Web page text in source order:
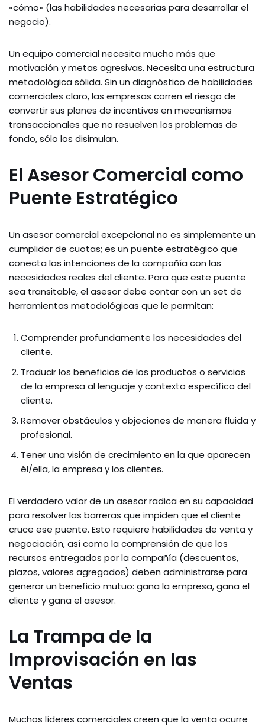
«cómo» (las habilidades necesarias para desarrollar el
negocio).
Un equipo comercial necesita mucho más que
motivación y metas agresivas. Necesita una estructura
metodológica sólida. Sin un diagnóstico de habilidades
comerciales claro, las empresas corren el riesgo de
convertir sus planes de incentivos en mecanismos
transaccionales que no resuelven los problemas de
fondo, sólo los disimulan.
El Asesor Comercial como
Puente Estratégico
Un asesor comercial excepcional no es simplemente un
cumplidor de cuotas; es un puente estratégico que
conecta las intenciones de la compañía con las
necesidades reales del cliente. Para que este puente
sea transitable, el asesor debe contar con un set de
herramientas metodológicas que le permitan:
Comprender profundamente las necesidades del
cliente.
Traducir los beneficios de los productos o servicios
de la empresa al lenguaje y contexto específico del
cliente.
Remover obstáculos y objeciones de manera fluida y
profesional.
Tener una visión de crecimiento en la que aparecen
él/ella, la empresa y los clientes.
El verdadero valor de un asesor radica en su capacidad
para resolver las barreras que impiden que el cliente
cruce ese puente. Esto requiere habilidades de venta y
negociación, así como la comprensión de que los
recursos entregados por la compañía (descuentos,
plazos, valores agregados) deben administrarse para
generar un beneficio mutuo: gana la empresa, gana el
cliente y gana el asesor.
La Trampa de la
Improvisación en las
Ventas
Muchos líderes comerciales creen que la venta ocurre